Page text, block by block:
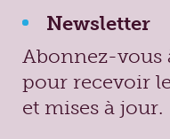
Newsletter
Abonnez-vous
pour recevoir
et mises à jour.